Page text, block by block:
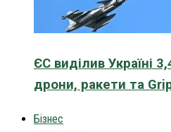
ЄС виділив Україні
дрони, ракети та
Бізнес